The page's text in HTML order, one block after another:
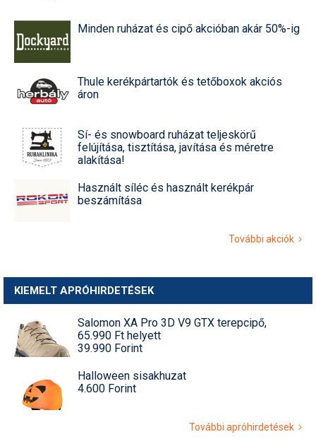
Minden ruházat és cipő akcióban akár 50%-ig
Thule kerékpártartók és tetőboxok akciós
áron
Sí- és snowboard ruházat teljeskörű
felújítása, tisztítása, javítása és méretre
alakítása!
Használt síléc és használt kerékpár
beszámítása
További akciók
KIEMELT APRÓHIRDETÉSEK
Salomon XA Pro 3D V9 GTX terepcipő,
65.990 Ft helyett
39.990 Forint
Halloween sisakhuzat
4.600 Forint
További apróhirdetések